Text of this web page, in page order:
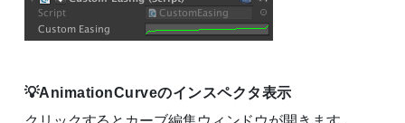
AnimationCurveのインスペクタ表示